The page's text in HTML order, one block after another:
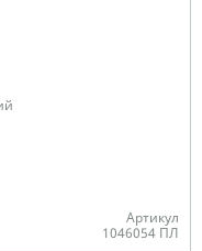
Артикул
1046054 ПЛ